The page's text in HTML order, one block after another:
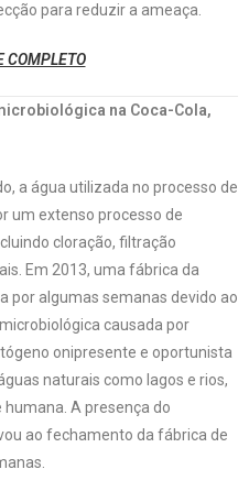
para reduzir a ameaça.
COMPLETO
na Coca-Cola,
a água utilizada no processo de
um extenso processo de
cloração, filtração
Em 2013, uma fábrica da
por algumas semanas devido ao
causada por
onipresente e oportunista
naturais como lagos e rios,
A presença do
ao fechamento da fábrica de